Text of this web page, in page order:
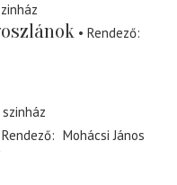
Rendező
Rendező
Mohácsi János